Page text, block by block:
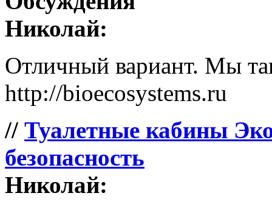
Николай:
Отличный вариант. Мы
http://bioecosystems.ru
// Туалетные кабины
безопасность
Николай: